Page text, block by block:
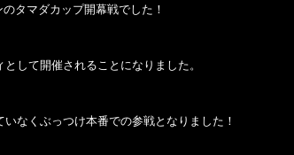
タマダカップ開幕戦でした！
して開催されることになりました。
なくぶっつけ本番での参戦となりました！